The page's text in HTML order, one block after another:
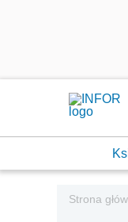
Strona